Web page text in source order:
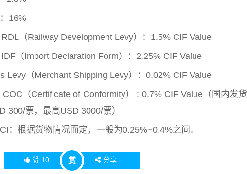
16%
（Railway Development Levy）：1.5% CIF Value
（Import Declaration Form）：2.25% CIF Value
Levy（Merchant Shipping Levy）：0.02% CIF Value
（Certificate of Conformity） : 0.7% CIF Value（国内发货
300/票，最高USD 3000/票）
：根据货物情况而定，一般为0.25%~0.4%之间。
赞 10 赏 分享